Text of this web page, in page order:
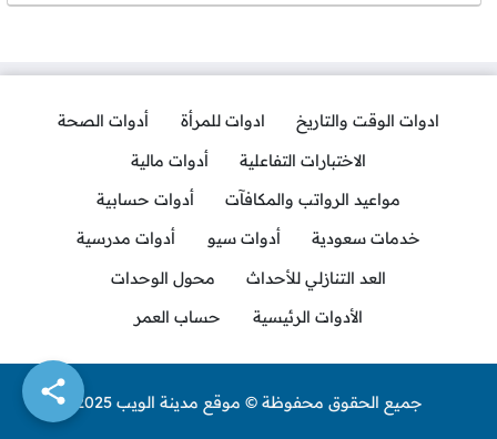
ادوات الوقت والتاريخ ادوات للمرأة
أدوات الصحة
الاختبارات التفاعلية
أدوات مالية
مواعيد الرواتب والمكافآت
أدوات حسابية
خدمات سعودية
أدوات سيو
أدوات مدرسية
العد التنازلي للأحداث
محول الوحدات
الأدوات الرئيسية
حساب العمر
جميع الحقوق محفوظة © موقع مدينة الويب 2025